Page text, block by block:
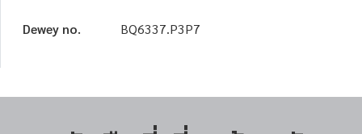
Dewey no. BQ6337.P3P7